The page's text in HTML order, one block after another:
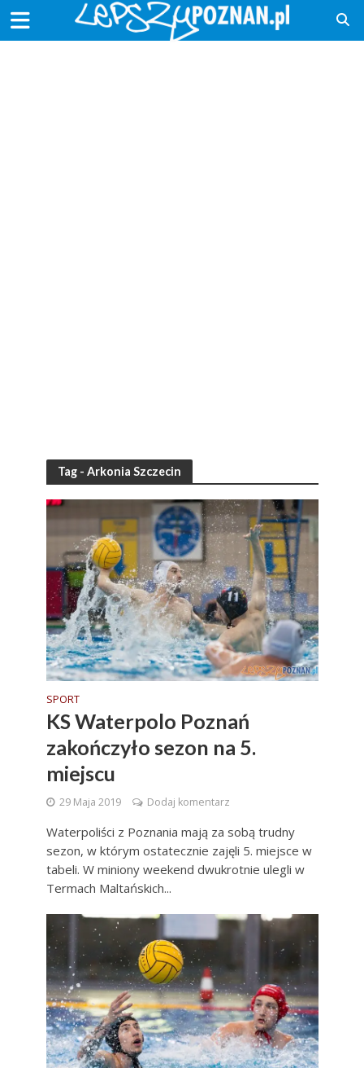
Tag - Arkonia Szczecin
SPORT
KS Waterpolo Poznań
zakończyło sezon na 5.
miejscu
29 Maja 2019 Dodaj komentarz
Waterpoliści z Poznania mają za sobą trudny
sezon, w którym ostatecznie zajęli 5. miejsce w
tabeli. W miniony weekend dwukrotnie ulegli w
Termach Maltańskich...